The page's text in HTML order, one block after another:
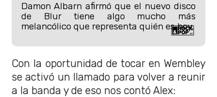
Damon Albarn afirmó que el nuevo disco
de Blur tiene algo mucho más
melancólico que representa quién es hoy.
Con la oportunidad de tocar en Wembley
se activó un llamado para volver a reunir
a la banda y de eso nos contó Alex: